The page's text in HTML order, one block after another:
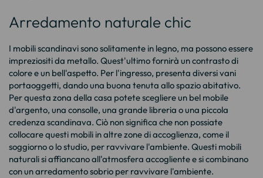
Arredamento naturale chic
I mobili scandinavi sono solitamente in legno, ma possono essere
impreziositi da metallo. Quest'ultimo fornirà un contrasto di
colore e un bell'aspetto. Per l'ingresso, presenta diversi vani
portaoggetti, dando una buona tenuta allo spazio abitativo.
Per questa zona della casa potete scegliere un bel mobile
d'argento, una consolle, una grande libreria o una piccola
credenza scandinava. Ciò non significa che non possiate
collocare questi mobili in altre zone di accoglienza, come il
soggiorno o lo studio, per ravvivare l'ambiente. Questi mobili
naturali si affiancano all'atmosfera accogliente e si combinano
con un arredamento sobrio per ravvivare l'ambiente.